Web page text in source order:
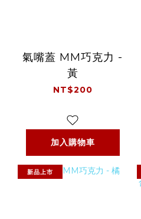
氣嘴蓋 MM巧克力 -
黃
NT$200
加入購物車
新品上市